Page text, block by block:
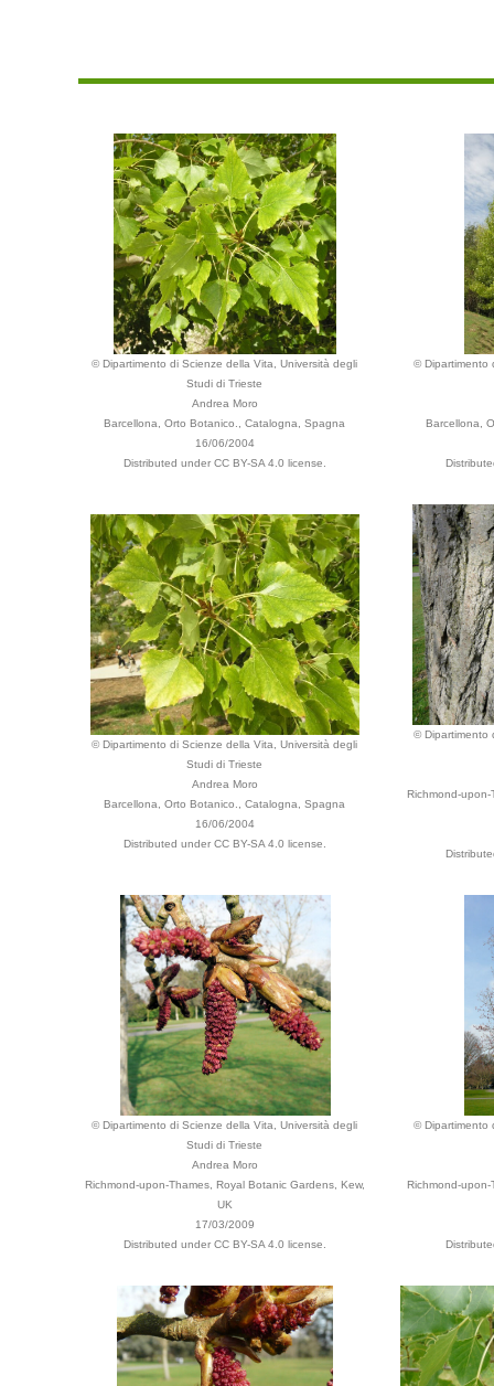
© Dipartimento di Scienze della Vita, Università degli
Studi di Trieste
Andrea Moro
Barcellona, Orto Botanico., Catalogna, Spagna
16/06/2004
Distributed under CC BY-SA 4.0 license.
© Dipartimento
Barcellona,
© Dipartimento di Scienze della Vita, Università degli
Studi di Trieste
Andrea Moro
Barcellona, Orto Botanico., Catalogna, Spagna
16/06/2004
Distributed under CC BY-SA 4.0 license.
© Dipartimento
Richmond-
© Dipartimento di Scienze della Vita, Università degli
Studi di Trieste
Andrea Moro
Richmond-upon-Thames, Royal Botanic Gardens, Kew,
UK
17/03/2009
Distributed under CC BY-SA 4.0 license.
© Dipartimento
Richmond-